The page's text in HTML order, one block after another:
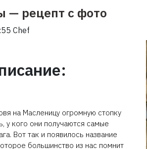
— рецепт с фото
Chef
на Масленицу огромную стопку
у кого они получаются самые
Вот так и появилось название
большинство из нас помнит